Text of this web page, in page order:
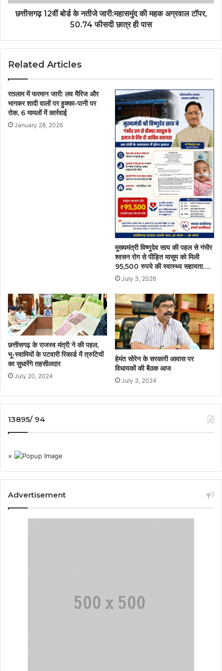
छत्तीसगढ़ 12वीं बोर्ड के नतीजे जारी:महासमुंद की महक अग्रवाल टॉपर,
50.74 फीसदी छात्र ही पास
Related Articles
रतलाम में फरमान जारी: लव मैरिज और
भागकर शादी वालों पर हुक्का-पानी पर
रोक, 6 मामलों में कार्रवाई
January 28, 2026
मुख्यमंत्री विष्णुदेव साय की पहल से गंभीर
श्वसन रोग से पीड़ित मासूम को मिली
95,500 रुपये की स्वास्थ्य सहायता….
July 3, 2026
छत्तीसगढ़ के राजस्व मंत्री ने की पहल,
भू-स्वामियों के पटवारी रिकार्ड में त्रुटियों
का सुधारेंगे तहसीलदार
July 20, 2024
हेमंत सोरेन के सरकारी आवास पर
विधायकों की बैठक आज
July 3, 2024
13895/ 94
×
Advertisement